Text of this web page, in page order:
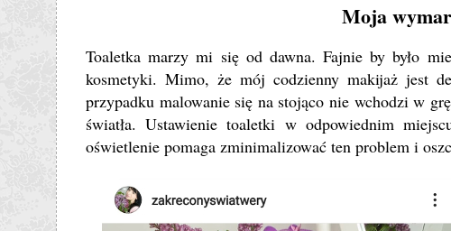
Moja
Toaletka marzy mi się od dawna. Fajnie by było
kosmetyki. Mimo, że mój codzienny makijaż jest
przypadku malowanie się na stojąco nie wchodzi w
światła. Ustawienie toaletki w odpowiednim
oświetlenie pomaga zminimalizować ten problem i